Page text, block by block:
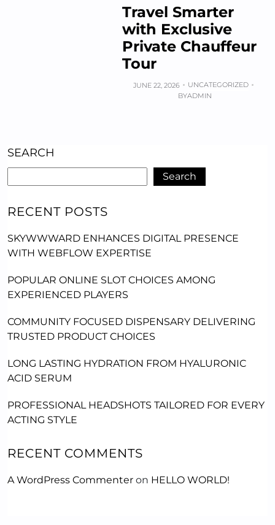
Travel Smarter
with Exclusive
Private Chauffeur
Tour
JUNE 22, 2026
UNCATEGORIZED
BYADMIN
SEARCH
Search
RECENT POSTS
SKYWWWARD ENHANCES DIGITAL PRESENCE
WITH WEBFLOW EXPERTISE
POPULAR ONLINE SLOT CHOICES AMONG
EXPERIENCED PLAYERS
COMMUNITY FOCUSED DISPENSARY DELIVERING
TRUSTED PRODUCT CHOICES
LONG LASTING HYDRATION FROM HYALURONIC
ACID SERUM
PROFESSIONAL HEADSHOTS TAILORED FOR EVERY
ACTING STYLE
RECENT COMMENTS
A WordPress Commenter on HELLO WORLD!